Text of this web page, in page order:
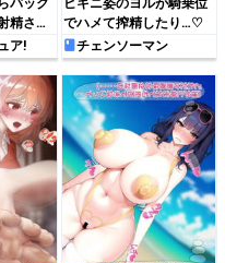
精され
ア!
でハメて搾精したり…♡
チェンソーマン